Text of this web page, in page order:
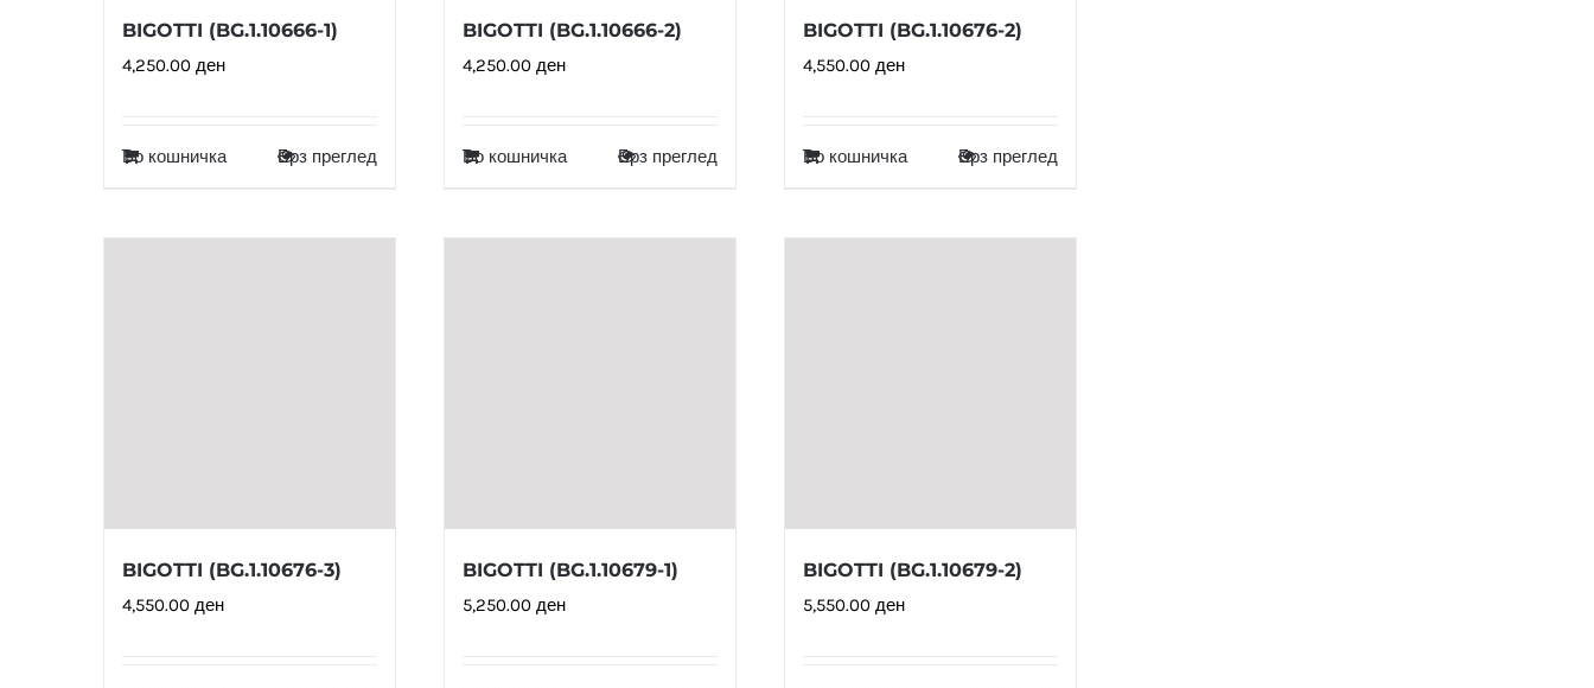
BIGOTTI (BG.1.10666-1)
4,250.00 ден
Во кошничка Брз преглед
BIGOTTI (BG.1.10666-2)
4,250.00 ден
Во кошничка Брз преглед
BIGOTTI (BG.1.10676-2)
4,550.00 ден
Во кошничка Брз преглед
BIGOTTI (BG.1.10676-3)
4,550.00 ден
BIGOTTI (BG.1.10679-1)
5,250.00 ден
BIGOTTI (BG.1.10679-2)
5,550.00 ден